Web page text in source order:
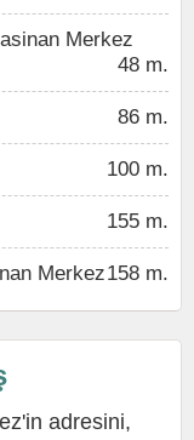
Merkez
48 m.
86 m.
100 m.
155 m.
Merkez158 m.
adresini,